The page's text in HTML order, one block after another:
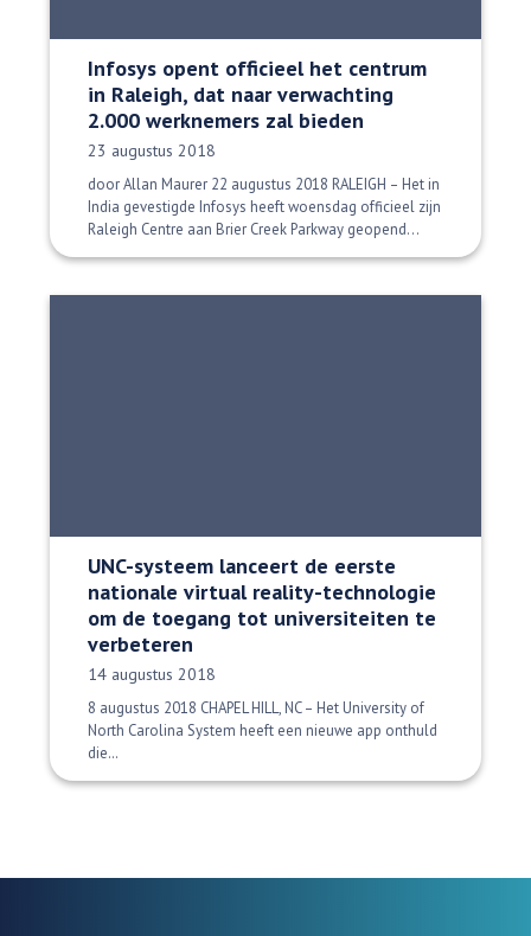
Infosys opent officieel het centrum
in Raleigh, dat naar verwachting
2.000 werknemers zal bieden
Datum gepubliceerd:
23 augustus 2018
door Allan Maurer 22 augustus 2018 RALEIGH – Het in
India gevestigde Infosys heeft woensdag officieel zijn
Raleigh Centre aan Brier Creek Parkway geopend...
UNC-systeem lanceert de eerste
nationale virtual reality-technologie
om de toegang tot universiteiten te
verbeteren
Datum gepubliceerd:
14 augustus 2018
8 augustus 2018 CHAPEL HILL, NC – Het University of
North Carolina System heeft een nieuwe app onthuld
die…